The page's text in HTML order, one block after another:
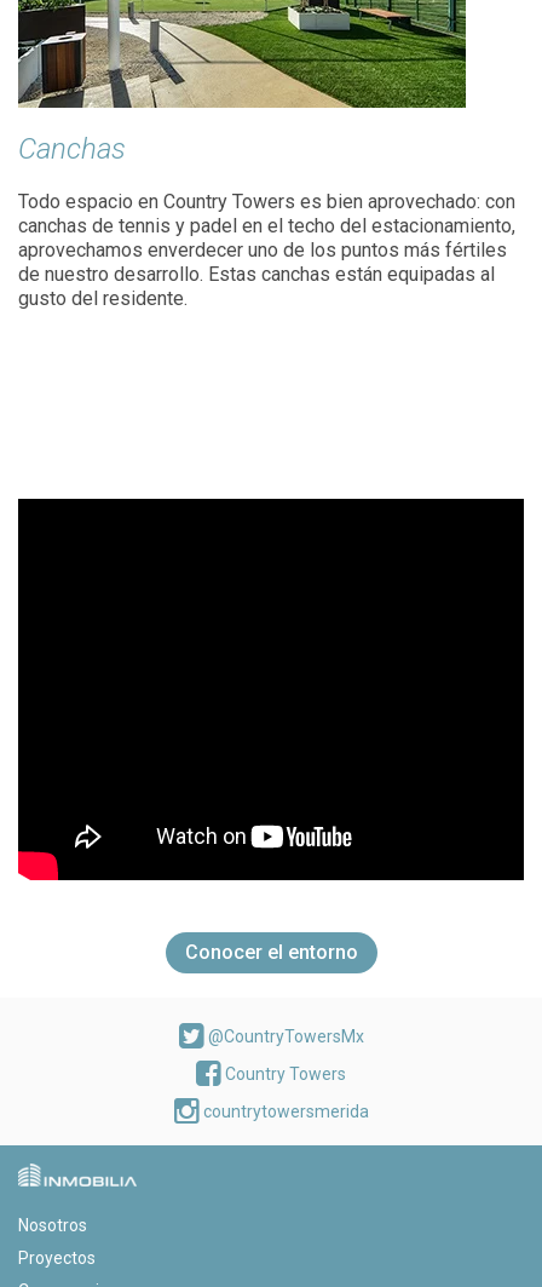
Canchas
Todo espacio en Country Towers es bien aprovechado: con
canchas de tennis y padel en el techo del estacionamiento,
aprovechamos enverdecer uno de los puntos más fértiles
de nuestro desarrollo. Estas canchas están equipadas al
gusto del residente.
Conocer el entorno
@CountryTowersMx
Country Towers
countrytowersmerida
Nosotros
Proyectos